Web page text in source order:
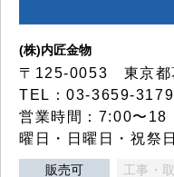
(株)内匠金物
〒125-0053 東京都
TEL：03-3659-
営業時間：7:00〜18
曜日・日曜日・祝祭日
販売可 工事・